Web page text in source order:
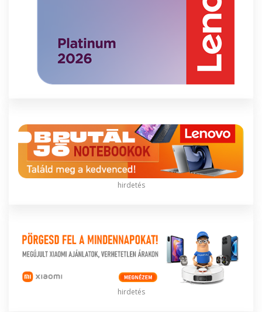
hirdetés
hirdetés